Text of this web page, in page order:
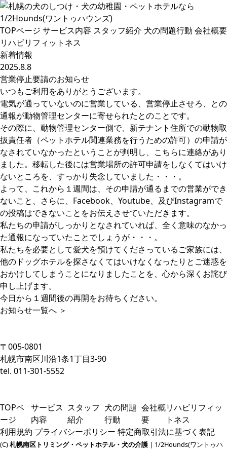
TOPページ サービス内容 スタッフ紹介 犬の問題行動 会社概要
リハビリフィットネス
新着情報
2025.8.8
営業停止要請のお知らせ
いつもご利用をありがとうございます。
電気が通っていないのに営業している、営業停止させろ、との
通報が動物管理センターに寄せられたとのことです。
その際に、動物管理センター側で、新テナント住所での動物取
扱責任者（ペットホテル関連業務を行うための許可）の申請が
なされていなかったということが判明し、こちらに連絡があり
ました。移転した後には営業場所の許可申請をしなくてはいけ
ないところを、すっかり失念していました・・・。
よって、これから１週間は、その申請が通るまでの営業ができ
ないこと、さらに、Facebook、Youtube、及びInstagramで
の投稿はできないことをお伝えさせていただきます。
私たちの申請がしっかりとなされていれば、全く意味のなかっ
た通報になっていたことでしょうが・・・。
私たちを必要として愛犬を預けてくださっているご家族には、
他のドッグホテルを探さなくてはいけなくなったりとご迷惑を
おかけしてしまうことになりましたことを、心から深くお詫び
申し上げます。
今日から１週間後の再開をお待ちください。
お知らせ一覧へ ＞
〒005-0801
札幌市南区川沿1条1丁目3-90
tel. 011-301-5552
TOPペ
ージ
サービス
内容
スタッフ
紹介
犬の問題
行動
会社概
要
リハビリフィッ
トネス
利用規約 プライバシーポリシー 特定商取引法に基づく表記
(C)札幌南区トリミング・ペットホテル・犬の介護 | 1/2Hounds(ワントゥハ